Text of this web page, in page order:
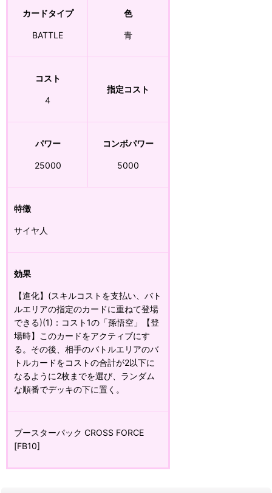
カードタイプ
BATTLE
色
青
コスト
4
指定コスト
パワー
25000
コンボパワー
5000
特徴
サイヤ人
効果
【進化】(スキルコストを支払い、バト
ルエリアの指定のカードに重ねて登場
できる)(1)：コスト1の「孫悟空」【登
場時】このカードをアクティブにす
る。その後、相手のバトルエリアのバ
トルカードをコストの合計が2以下に
なるように2枚までを選び、ランダム
な順番でデッキの下に置く。
ブースターパック CROSS FORCE
[FB10]